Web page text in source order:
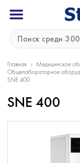
Главная » Медицинское
Общелабораторное
SNE 400
SNE 400